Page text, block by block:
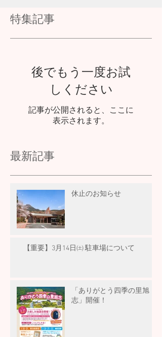
特集記事
後でもう一度お試
しください
記事が公開されると、ここに
表示されます。
最新記事
休止のお知らせ
【重要】3月14日㈯ 駐車場について
「ありがとう四季の里旭
志」開催！